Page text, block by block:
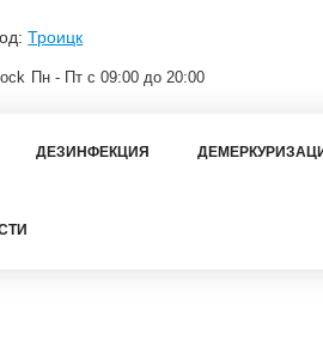
Троицк
Пн - Пт с 09:00 до 20:00
ДЕЗИНФЕКЦИЯ